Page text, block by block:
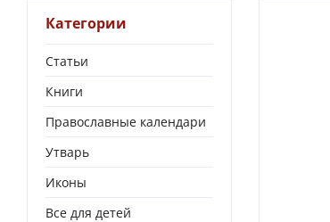
Категории
Статьи
Книги
Православные календари
Утварь
Иконы
Все для детей